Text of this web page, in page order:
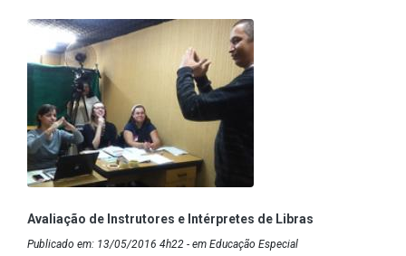
Avaliação de Instrutores e Intérpretes de Libras
Publicado em: 13/05/2016 4h22 - em Educação Especial